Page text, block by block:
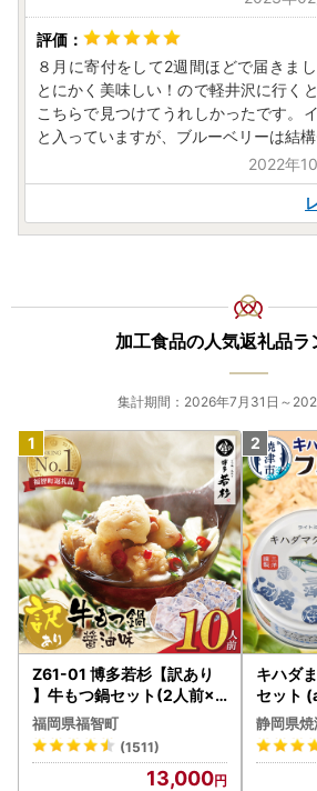
８月に寄付をして2週間ほどで届きま
とにかく美味しい！ので軽井沢に行く
こちらで見つけてうれしかったです。
と入っていますが、ブルーベリーは結
2022年
加工食品の人気返礼品ラ
集計期間：2026年7月31日～
Z61-01 博多若杉【訳あり
】牛もつ鍋セット(2人前×5
) 10人前 もつ鍋
福岡県福智町
(1511)
13,000
キハダ
セット
静岡県焼